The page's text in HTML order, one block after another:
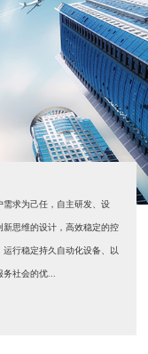
需求为己任，自主研发、设
思维的设计，高效稳定的控
行稳定持久自动化设备、以
务社会的优...